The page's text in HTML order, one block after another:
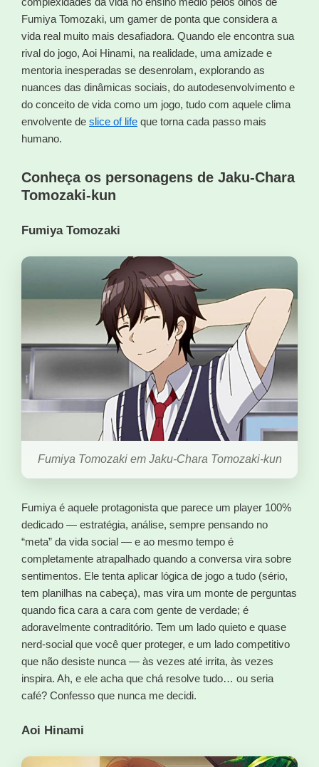
Fumiya Tomozaki, um gamer de ponta que considera a
vida real muito mais desafiadora. Quando ele encontra sua
rival do jogo, Aoi Hinami, na realidade, uma amizade e
mentoria inesperadas se desenrolam, explorando as
nuances das dinâmicas sociais, do autodesenvolvimento e
do conceito de vida como um jogo, tudo com aquele clima
envolvente de slice of life que torna cada passo mais
humano.
Conheça os personagens de Jaku-Chara
Tomozaki-kun
Fumiya Tomozaki
Fumiya Tomozaki em Jaku-Chara Tomozaki-kun
Fumiya é aquele protagonista que parece um player 100%
dedicado — estratégia, análise, sempre pensando no
“meta” da vida social — e ao mesmo tempo é
completamente atrapalhado quando a conversa vira sobre
sentimentos. Ele tenta aplicar lógica de jogo a tudo (sério,
tem planilhas na cabeça), mas vira um monte de perguntas
quando fica cara a cara com gente de verdade; é
adoravelmente contraditório. Tem um lado quieto e quase
nerd-social que você quer proteger, e um lado competitivo
que não desiste nunca — às vezes até irrita, às vezes
inspira. Ah, e ele acha que chá resolve tudo… ou seria
café? Confesso que nunca me decidi.
Aoi Hinami